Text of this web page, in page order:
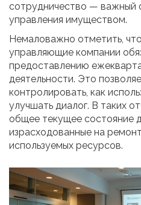
сотрудничество — важный
управления имуществом.
Немаловажно отметить,
управляющие компании
предоставлению
деятельности. Это
контролировать, как
улучшать диалог. В таких
общее текущее состояние
израсходованные на
используемых ресурсов.